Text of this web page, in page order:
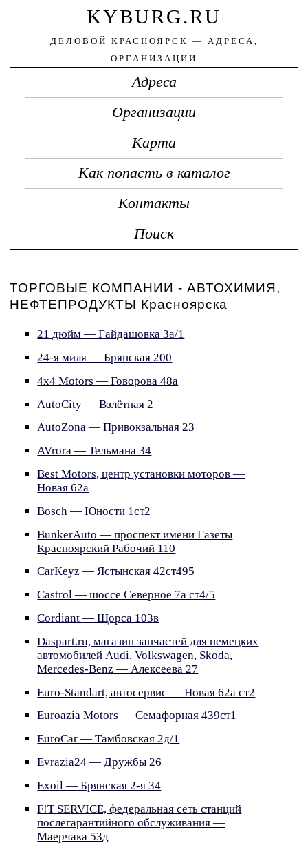
KYBURG.RU
ДЕЛОВОЙ КРАСНОЯРСК — АДРЕСА,
ОРГАНИЗАЦИИ
Адреса
Организации
Карта
Как попасть в каталог
Контакты
Поиск
ТОРГОВЫЕ КОМПАНИИ - АВТОХИМИЯ,
НЕФТЕПРОДУКТЫ Красноярска
21 дюйм — Гайдашовка 3а/1
24-я миля — Брянская 200
4х4 Motors — Говорова 48а
AutoCity — Взлётная 2
AutoZona — Привокзальная 23
AVrora — Тельмана 34
Best Motors, центр установки моторов —
Новая 62а
Bosch — Юности 1ст2
BunkerAuto — проспект имени Газеты
Красноярский Рабочий 110
CarKeyz — Ястынская 42ст495
Castrol — шоссе Северное 7а ст4/5
Cordiant — Щорса 103в
Daspart.ru, магазин запчастей для немецких
автомобилей Audi, Volkswagen, Skoda,
Mercedes-Benz — Алексеева 27
Euro-Standart, автосервис — Новая 62а ст2
Euroazia Motors — Семафорная 439ст1
EuroCar — Тамбовская 2д/1
Evrazia24 — Дружбы 26
Exoil — Брянская 2-я 34
F!T SERVICE, федеральная сеть станций
послегарантийного обслуживания —
Маерчака 53д